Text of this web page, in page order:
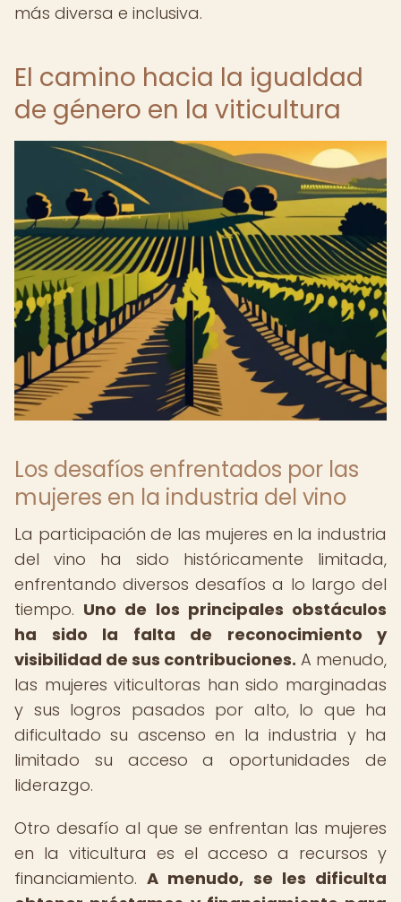
más diversa e inclusiva.
El camino hacia la igualdad
de género en la viticultura
Los desafíos enfrentados por las
mujeres en la industria del vino
La participación de las mujeres en la industria
del vino ha sido históricamente limitada,
enfrentando diversos desafíos a lo largo del
tiempo. Uno de los principales obstáculos
ha sido la falta de reconocimiento y
visibilidad de sus contribuciones. A menudo,
las mujeres viticultoras han sido marginadas
y sus logros pasados por alto, lo que ha
dificultado su ascenso en la industria y ha
limitado su acceso a oportunidades de
liderazgo.
Otro desafío al que se enfrentan las mujeres
en la viticultura es el acceso a recursos y
financiamiento.A menudo, se les dificulta